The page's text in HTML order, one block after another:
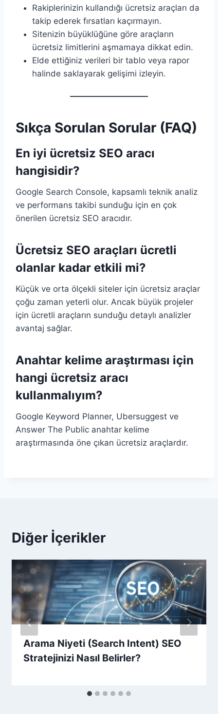
Rakiplerinizin kullandığı ücretsiz araçları da
takip ederek fırsatları kaçırmayın.
Sitenizin büyüklüğüne göre araçların
ücretsiz limitlerini aşmamaya dikkat edin.
Elde ettiğiniz verileri bir tablo veya rapor
halinde saklayarak gelişimi izleyin.
Sıkça Sorulan Sorular (FAQ)
En iyi ücretsiz SEO aracı
hangisidir?
Google Search Console, kapsamlı teknik analiz
ve performans takibi sunduğu için en çok
önerilen ücretsiz SEO aracıdır.
Ücretsiz SEO araçları ücretli
olanlar kadar etkili mi?
Küçük ve orta ölçekli siteler için ücretsiz araçlar
çoğu zaman yeterli olur. Ancak büyük projeler
için ücretli araçların sunduğu detaylı analizler
avantaj sağlar.
Anahtar kelime araştırması için
hangi ücretsiz aracı
kullanmalıyım?
Google Keyword Planner, Ubersuggest ve
Answer The Public anahtar kelime
araştırmasında öne çıkan ücretsiz araçlardır.
Diğer İçerikler
Arama Niyeti (Search Intent) SEO
Stratejinizi Nasıl Belirler?